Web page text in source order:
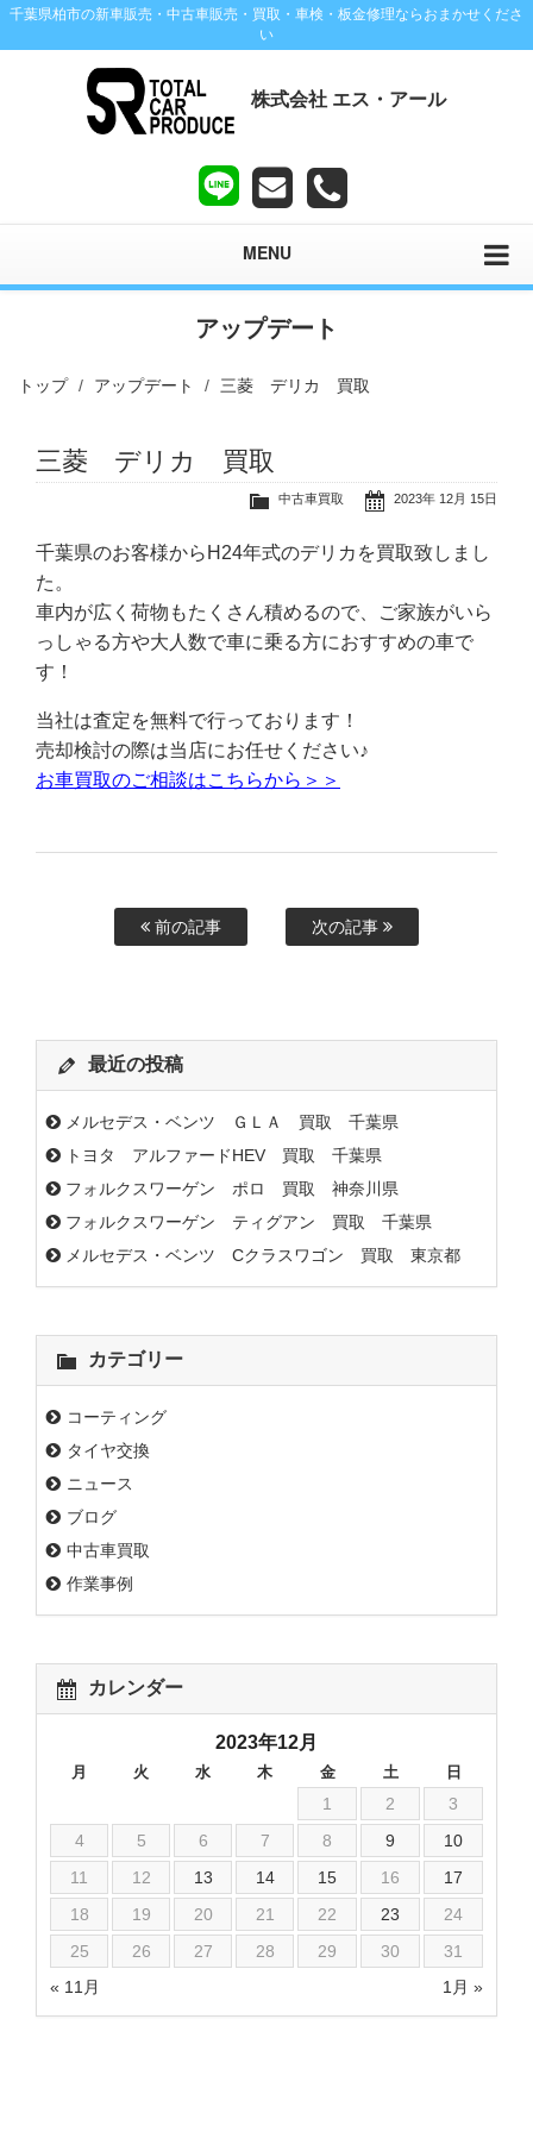
千葉県柏市の新車販売・中古車販売・買取・車検・板金修理ならおまかせくださ
い
株式会社 エス・アール
MENU
アップデート
トップ アップデート 三菱 デリカ 買取
三菱 デリカ 買取
2023年 12月 15日
中古車買取
千葉県のお客様からH24年式のデリカを買取致しまし
た。
車内が広く荷物もたくさん積めるので、ご家族がいら
っしゃる方や大人数で車に乗る方におすすめの車で
す！
当社は査定を無料で行っております！
売却検討の際は当店にお任せください♪
お車買取のご相談はこちらから＞＞
前の記事 次の記事
最近の投稿
メルセデス・ベンツ ＧＬＡ 買取 千葉県
トヨタ アルファードHEV 買取 千葉県
フォルクスワーゲン ポロ 買取 神奈川県
フォルクスワーゲン ティグアン 買取 千葉県
メルセデス・ベンツ Cクラスワゴン 買取 東京都
カテゴリー
コーティング
タイヤ交換
ニュース
ブログ
中古車買取
作業事例
カレンダー
2023年12月
月 火 水 木 金 土 日
« 11月 1月 »
1 2
3
4
5 6 7 8 9
10
11
12 13 14 15 16
17
18
19 20 21 22 23
24
25
26 27 28 29 30 31